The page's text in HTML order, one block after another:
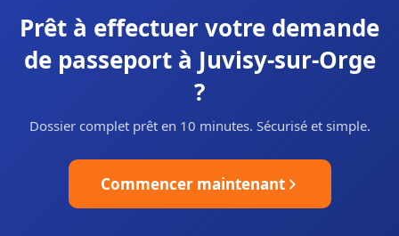
Prêt à effectuer votre demande
de passeport à Juvisy-sur-Orge
?
Dossier complet prêt en 10 minutes. Sécurisé et simple.
Commencer maintenant